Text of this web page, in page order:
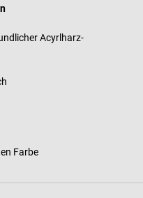
Acyrlharz-
Farbe